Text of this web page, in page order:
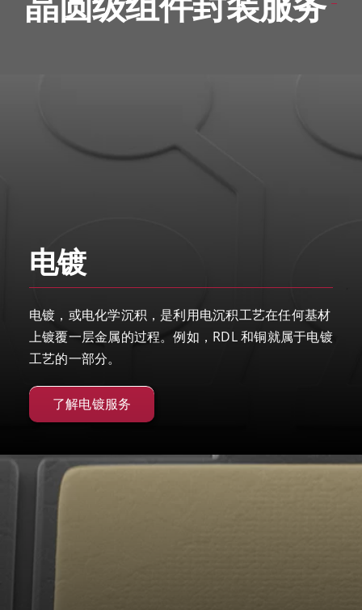
电镀
电镀，或电化学沉积，是利用电沉积工艺在任何基材
上镀覆一层金属的过程。例如，RDL 和铜就属于电镀
工艺的一部分。
了解电镀服务